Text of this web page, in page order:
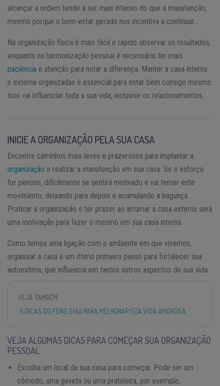
alcançar a ordem tende a ser mais intenso do que a manutenção,
mesmo porque o bem-estar gerado nos incentiva a continuar.
Na organização física é mais fácil e rápido observar os resultados,
enquanto na harmonização pessoal é necessário ter mais
paciência e atenção para notar a diferença. Manter a casa interna
e externa organizadas é essencial para estar bem consigo mesmo.
Isso vai influenciar toda a sua vida, inclusive os relacionamentos.
INICIE A ORGANIZAÇÃO PELA SUA CASA
Encontre caminhos mais leves e prazerosos para implantar a
organização e realizar a manutenção em sua casa. Se o esforço
for penoso, dificilmente se sentirá motivado e vai temer este
movimento, deixando para depois e acumulando a bagunça.
Praticar a organização e ter prazer ao arrumar a casa externa será
uma motivação para fazer o mesmo em sua casa interna.
Como temos uma ligação com o ambiente em que vivemos,
organizar a casa é um ótimo primeiro passo para fortalecer sua
autoestima, que influencia em tantos outros aspectos de sua vida.
VEJA TAMBÉM
5 DICAS DO FENG SHUI PARA MELHORAR SUA VIDA AMOROSA
VEJA ALGUMAS DICAS PARA COMEÇAR SUA ORGANIZAÇÃO
PESSOAL
Escolha um local da sua casa para começar. Pode ser um
cômodo, uma gaveta ou uma prateleira, por exemplo;